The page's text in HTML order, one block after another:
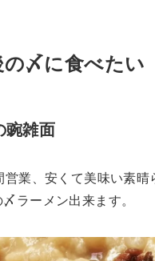
〆に食べたい
豌雑面
営業、安くて美味い素
ラーメン出来ます。